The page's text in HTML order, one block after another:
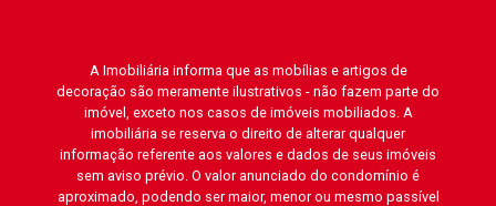
A Imobiliária informa que as mobílias e artigos de
decoração são meramente ilustrativos - não fazem parte do
imóvel, exceto nos casos de imóveis mobiliados. A
imobiliária se reserva o direito de alterar qualquer
informação referente aos valores e dados de seus imóveis
sem aviso prévio. O valor anunciado do condomínio é
aproximado, podendo ser maior, menor ou mesmo passível